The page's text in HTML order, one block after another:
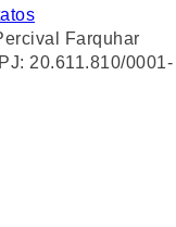
Farquhar
20.611.810/0001-